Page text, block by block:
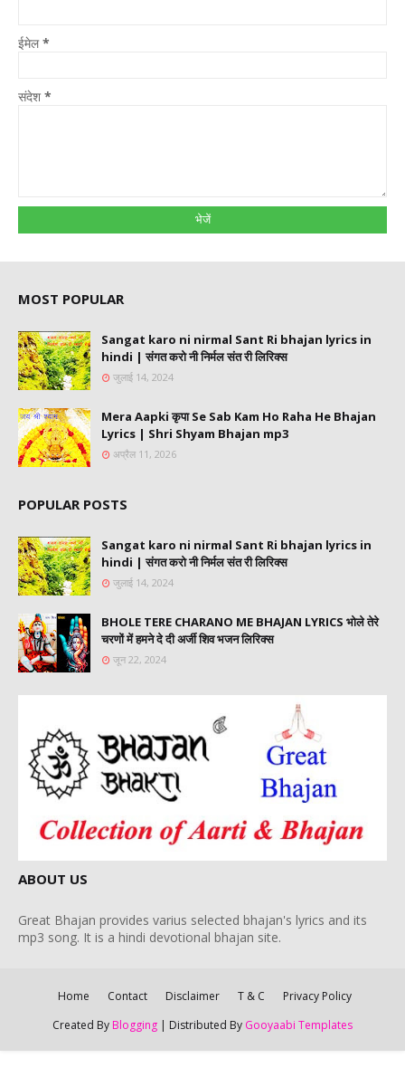
ईमेल*
संदेश *
MOST POPULAR
Sangat karo ni nirmal Sant Ri bhajan lyrics in
hindi | संगत करो नी निर्मल संत री लिरिक्स
जुलाई 14, 2024
Mera Aapki कृपा Se Sab Kam Ho Raha He Bhajan
Lyrics | Shri Shyam Bhajan mp3
अप्रैल 11, 2026
POPULAR POSTS
Sangat karo ni nirmal Sant Ri bhajan lyrics in
hindi | संगत करो नी निर्मल संत री लिरिक्स
जुलाई 14, 2024
BHOLE TERE CHARANO ME BHAJAN LYRICS भोले तेरे
चरणों में हमने दे दी अर्जी शिव भजन लिरिक्स
जून 22, 2024
ABOUT US
Great Bhajan provides varius selected bhajan's lyrics and its
mp3 song. It is a hindi devotional bhajan site.
Home Contact Disclaimer T & C
Privacy Policy
Created By Blogging | Distributed By Gooyaabi Templates